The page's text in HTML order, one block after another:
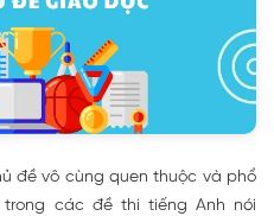
đề vô cùng quen thuộc và phổ
trong các đề thi tiếng Anh nói